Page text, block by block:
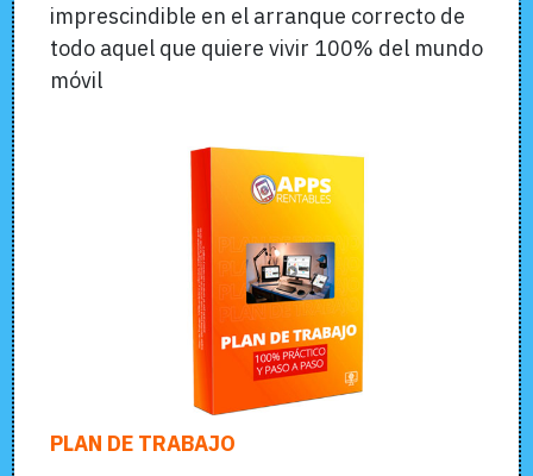
imprescindible en el arranque correcto de
todo aquel que quiere vivir 100% del mundo
móvil
PLAN DE TRABAJO